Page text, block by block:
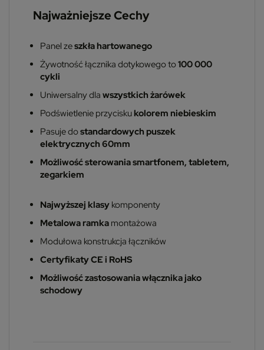
Najważniejsze Cechy
Panel zeszkła hartowanego
Żywotność łącznika dotykowego to100 000
cykli
Uniwersalny dla wszystkich żarówek
Podświetlenie przycisku kolorem niebieskim
Pasuje dostandardowych puszek
elektrycznych 60mm
Możliwość sterowania smartfonem, tabletem,
zegarkiem
Najwyższej klasy komponenty
Metalowa ramka montażowa
Modułowa konstrukcja łączników
Certyfikaty CE i RoHS
Możliwość zastosowania włącznika jako
schodowy